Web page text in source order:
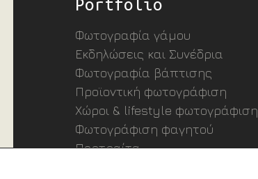
Portfolio
Φωτογραφία γάμου
Εκδηλώσεις και Συνέδρια
Φωτογραφία βάπτισης
Προϊοντική φωτογράφιση
Χώροι & lifestyle φωτογράφιση
Φωτογράφιση φαγητού
Πορτραίτα